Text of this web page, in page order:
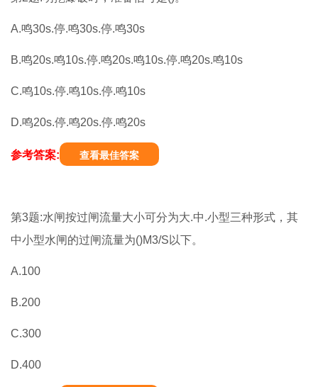
A.鸣30s.停.鸣30s.停.鸣30s
B.鸣20s.鸣10s.停.鸣20s.鸣10s.停.鸣20s.鸣10s
C.鸣10s.停.鸣10s.停.鸣10s
D.鸣20s.停.鸣20s.停.鸣20s
参考答案: 查看最佳答案
第3题:水闸按过闸流量大小可分为大.中.小型三种形式，其
中小型水闸的过闸流量为()M3/S以下。
A.100
B.200
C.300
D.400